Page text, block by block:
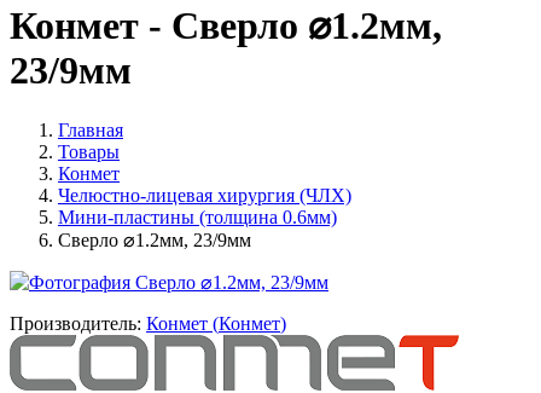
Конмет - Сверло ⌀1.2мм,
23/9мм
Главная
Товары
Конмет
Челюстно-лицевая хирургия (ЧЛХ)
Мини-пластины (толщина 0.6мм)
Сверло ⌀1.2мм, 23/9мм
Производитель: Конмет (Конмет)